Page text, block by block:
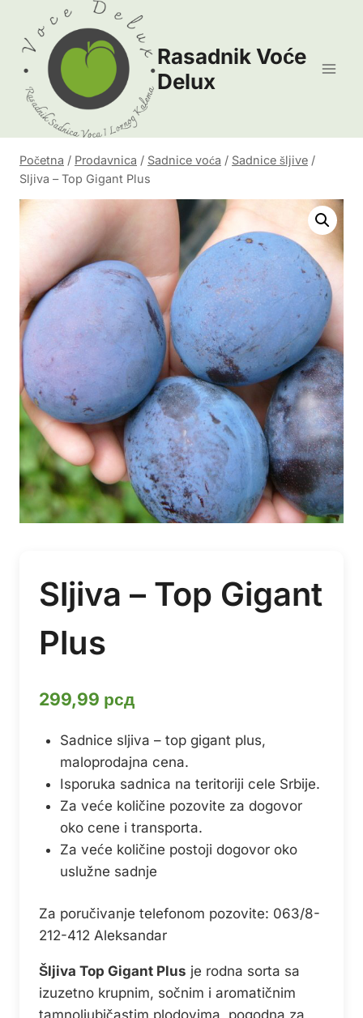
content
Rasadnik Voće
Delux
Početna / Prodavnica / Sadnice voća / Sadnice šljive /
Sljiva – Top Gigant Plus
Sljiva – Top Gigant
Plus
299,99 рсд
Sadnice sljiva – top gigant plus,
maloprodajna cena.
Isporuka sadnica na teritoriji cele Srbije.
Za veće količine pozovite za dogovor
oko cene i transporta.
Za veće količine postoji dogovor oko
uslužne sadnje
Za poručivanje telefonom pozovite: 063/8-
212-412 Aleksandar
Šljiva Top Gigant Plus je rodna sorta sa
izuzetno krupnim, sočnim i aromatičnim